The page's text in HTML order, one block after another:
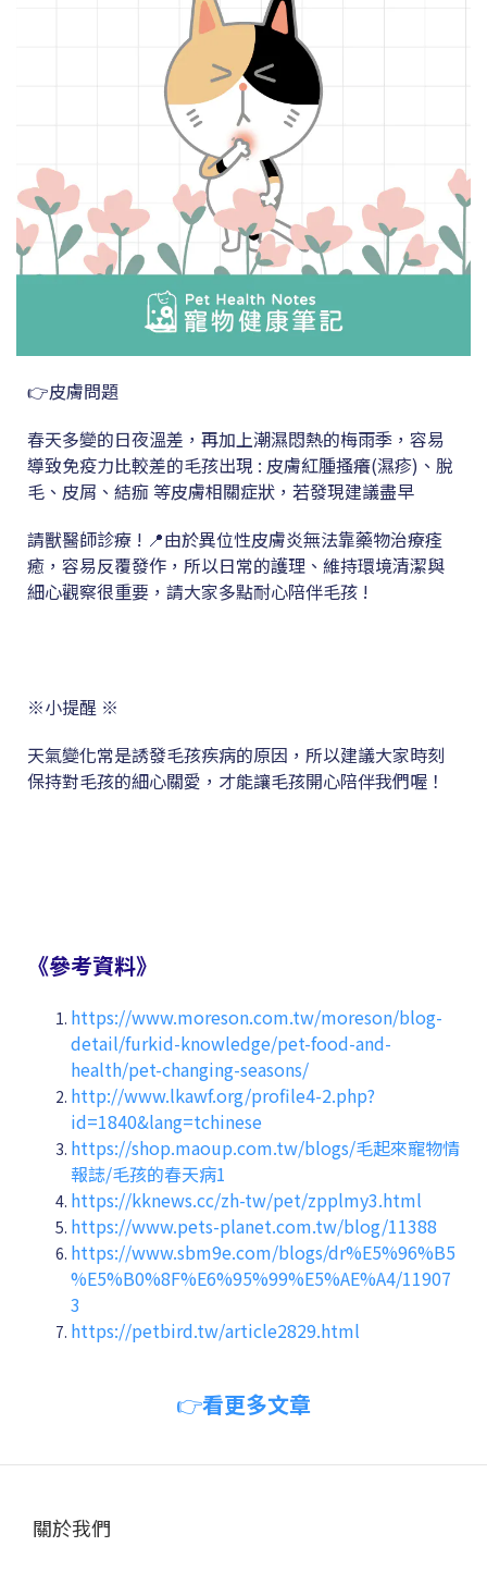
👉皮膚問題
春天多變的日夜溫差，再加上潮濕悶熱的梅雨季，容易
導致免疫力比較差的毛孩出現 : 皮膚紅腫搔癢(濕疹)、脫
毛、皮屑、結痂 等皮膚相關症狀，若發現建議盡早
請獸醫師診療 ! 📍由於異位性皮膚炎無法靠藥物治療痊
癒，容易反覆發作，所以日常的護理、維持環境清潔與
細心觀察很重要，請大家多點耐心陪伴毛孩 !
※小提醒 ※
天氣變化常是誘發毛孩疾病的原因，所以建議大家時刻
保持對毛孩的細心關愛，才能讓毛孩開心陪伴我們喔！
《參考資料》
https://www.moreson.com.tw/moreson/blog-
detail/furkid-knowledge/pet-food-and-
health/pet-changing-seasons/
http://www.lkawf.org/profile4-2.php?
id=1840&lang=tchinese
https://shop.maoup.com.tw/blogs/毛起來寵物情
報誌/毛孩的春天病1
https://kknews.cc/zh-tw/pet/zpplmy3.html
https://www.pets-planet.com.tw/blog/11388
https://www.sbm9e.com/blogs/dr%E5%96%B5
%E5%B0%8F%E6%95%99%E5%AE%A4/11907
3
https://petbird.tw/article2829.html
👉看更多文章
關於我們